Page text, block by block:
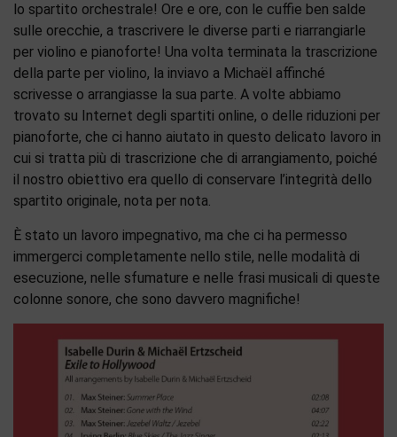
lo spartito orchestrale! Ore e ore, con le cuffie ben salde
sulle orecchie, a trascrivere le diverse parti e riarrangiarle
per violino e pianoforte! Una volta terminata la trascrizione
della parte per violino, la inviavo a Michaël affinché
scrivesse o arrangiasse la sua parte. A volte abbiamo
trovato su Internet degli spartiti online, o delle riduzioni per
pianoforte, che ci hanno aiutato in questo delicato lavoro in
cui si tratta più di trascrizione che di arrangiamento, poiché
il nostro obiettivo era quello di conservare l’integrità dello
spartito originale, nota per nota.
È stato un lavoro impegnativo, ma che ci ha permesso
immergerci completamente nello stile, nelle modalità di
esecuzione, nelle sfumature e nelle frasi musicali di queste
colonne sonore, che sono davvero magnifiche!